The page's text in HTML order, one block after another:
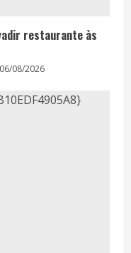
restaurante às
06/08/2026